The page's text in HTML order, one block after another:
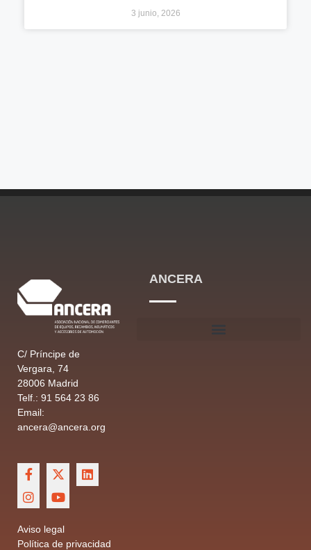
3 junio, 2026
C/ Príncipe de
Vergara, 74
28006 Madrid
Telf.: 91 564 23 86
Email:
ancera@ancera.org
Aviso legal
Política de privacidad
ANCERA